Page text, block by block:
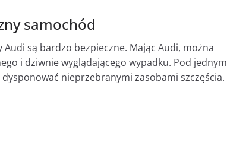
samochód
są bardzo bezpieczne. Mając Audi, można
i dziwnie wyglądającego wypadku. Pod jednym
nieprzebranymi zasobami szczęścia.